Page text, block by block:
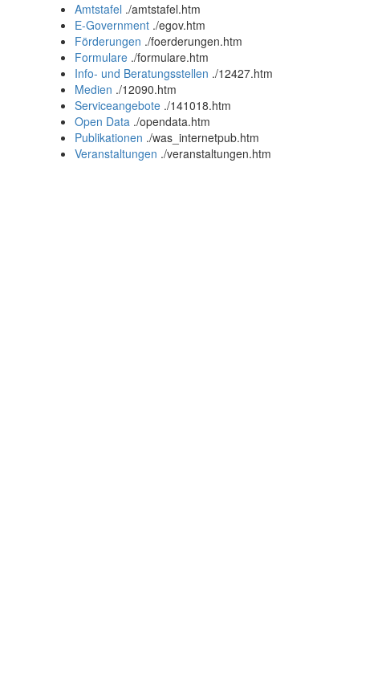
Amtstafel ./amtstafel.htm
E-Government ./egov.htm
Förderungen ./foerderungen.htm
Formulare ./formulare.htm
Info- und Beratungsstellen ./12427.htm
Medien ./12090.htm
Serviceangebote ./141018.htm
Open Data ./opendata.htm
Publikationen ./was_internetpub.htm
Veranstaltungen ./veranstaltungen.htm